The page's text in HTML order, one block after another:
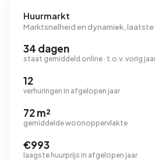
Huurmarkt
Marktsnelheid en dynamiek, laatste
34 dagen
staat gemiddeld online · t.o.v. vorig
12
verhuringen in afgelopen jaar
72 m²
gemiddelde woonoppervlakte
€993
laagste huurprijs in afgelopen jaar